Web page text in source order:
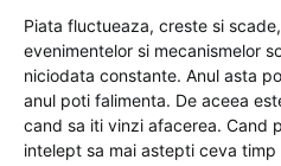
Piata fluctueaza, creste si
evenimentelor si mecanismelor
niciodata constante. Anul asta
anul poti falimenta. De aceea
cand sa iti vinzi afacerea. Cand
intelept sa mai astepti ceva